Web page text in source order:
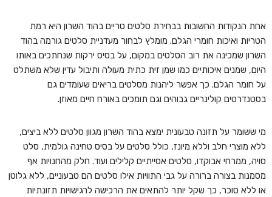
אחת הנקודות החשובות בבחירת סלטים טריים בהוד השרון היא רמת
הטריות ואיכות חומרי הגלם. מומלץ לבחור מעדניית סלטים גורמה בהוד
השרון שמכינה את רוב הסלטים במקום, על בסיס ירקות שנחתכים באותו
היום, שמנים איכותיים כמו שמן זית כתית מעולה ותיבול עדין שלא משתלט
על חומר הגלם. כך אפשר ליהנות מסלטים בריאים שעומדים גם
בסטנדרטים קולינריים גבוהים וגם תומכים באורח חיים מאוזן.
מי ששומר על תזונה טבעונית ימצא בהוד השרון מגוון סלטים ללא ביצים,
ללא מוצרי חלב וללא מיונז, כולל סלטים על בסיס טחינה גולמית, סלט
סויה, ממרחי אבוקדו, סלטים אסייתיים קלילים ועוד. חלק מהחנויות אף
מסמנות בצורה ברורה על גבי התוויות אילו סלטים הם טבעוניים, ללא גלוטן
או ללא סוכר, כך שקל יותר להתאים את הרכישה לרגישויות תזונתיות